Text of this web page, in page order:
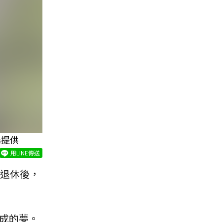
供
用LINE傳送
休後，
的夢。